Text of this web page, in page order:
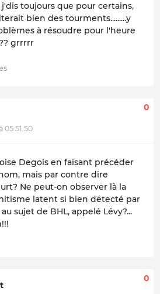
toujours que pour certains,
bien des tourments.........y
à résoudre pour l'heure
grrrrr
05:51:50
0
Degois en faisant précéder
mais par contre dire
Ne peut-on observer là la
latent si bien détecté par
sujet de BHL, appelé Lévy?...
0